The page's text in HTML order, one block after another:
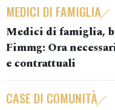
MEDICI DI FAMIGLIA
Medici di famiglia,
Fimmg: Ora
e contrattuali
CASE DI COMUNITÀ